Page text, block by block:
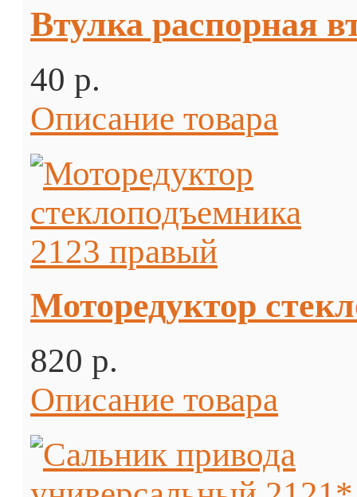
Втулка распорная
40 p.
Описание товара
Моторедуктор
820 p.
Описание товара